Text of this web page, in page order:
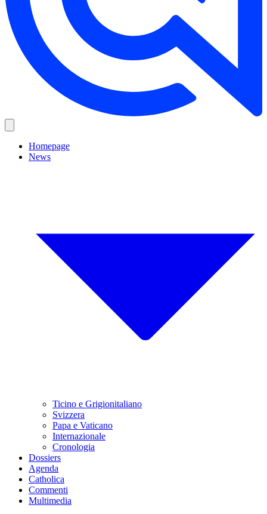
Homepage
News
Ticino e Grigionitaliano
Svizzera
Papa e Vaticano
Internazionale
Cronologia
Dossiers
Agenda
Catholica
Commenti
Multimedia